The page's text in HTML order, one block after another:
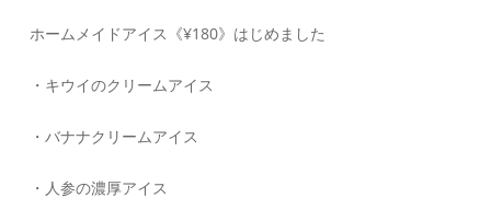
ホームメイドアイス《¥180》はじめました
・キウイのクリームアイス
・バナナクリームアイス
・人参の濃厚アイス